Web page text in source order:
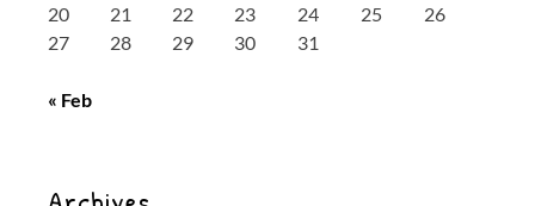
20
21 22 23 24 25
26
27
28 29 30 31
« Feb